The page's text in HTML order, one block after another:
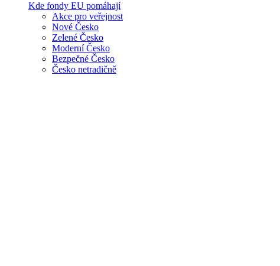
Kde fondy EU pomáhají
Akce pro veřejnost
Nové Česko
Zelené Česko
Moderní Česko
Bezpečné Česko
Česko netradičně